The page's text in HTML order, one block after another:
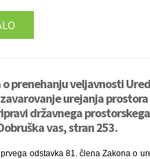
o prenehanju veljavnosti
urejanja
državnega
vas, stran 253.
odstavka 81. člena Zakona o